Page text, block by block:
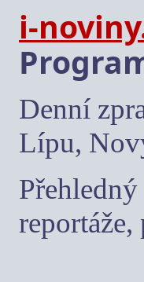
i-
Denní
Lípu,
reportáže,